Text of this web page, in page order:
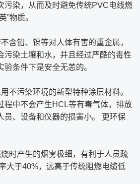
污染，从而及时避免传统PVC电线燃
”物质。
含铅、镉等对人体有害的重金属，
污染土壤和水，并且经过严酷的毒性
条件下是安全无恙的。
不污染环境的新型特种涂层材料。
程中不会产生HCL等有毒气体，排放
员、设备和仪器的损害小。 更环保
时产生的烟雾极细，有利于人员疏
大于40%，远高于传统阻燃电缆低